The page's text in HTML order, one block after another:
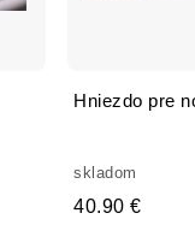
Hniezdo pre
skladom
40.90 €